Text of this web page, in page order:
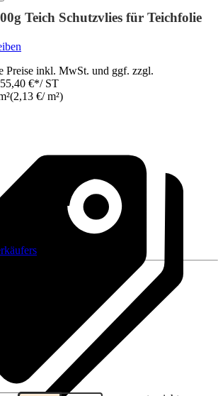
Teich Schutzvlies für Teichfolie
inkl. MwSt. und ggf. zzgl.
55,40 €*/ ST
(2,13 €/ m²)